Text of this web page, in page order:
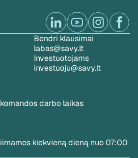
Bendri klausimai
labas@savy.lt
Investuotojams
investuoju@savy.lt
darbo laikas
kiekvieną dieną nuo 07:00